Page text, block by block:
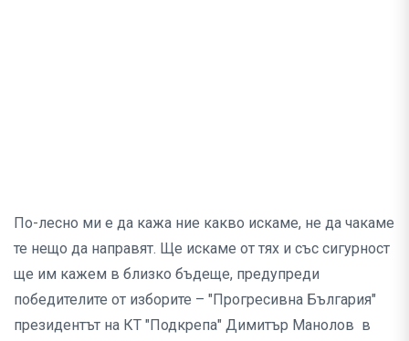
По-лесно ми е да кажа ние какво искаме, не да чакаме
те нещо да направят. Ще искаме от тях и със сигурност
ще им кажем в близко бъдеще, предупреди
победителите от изборите – "Прогресивна България"
президентът на КТ "Подкрепа" Димитър Манолов в